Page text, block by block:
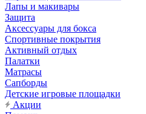
Лапы и макивары
Защита
Аксессуары для бокса
Спортивные покрытия
Активный отдых
Палатки
Матрасы
Сапборды
Детские игровые площадки
Акции